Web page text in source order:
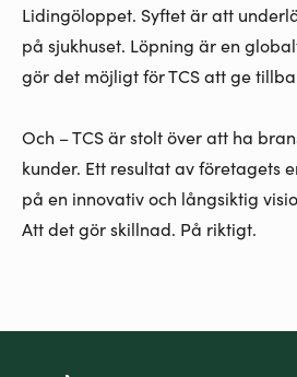
Lidingöloppet. Syftet är att
på sjukhuset. Löpning är en
gör det möjligt för TCS att ge
Och – TCS är stolt över att ha
kunder. Ett resultat av företagets
på en innovativ och långsiktig
Att det gör skillnad. På riktigt.